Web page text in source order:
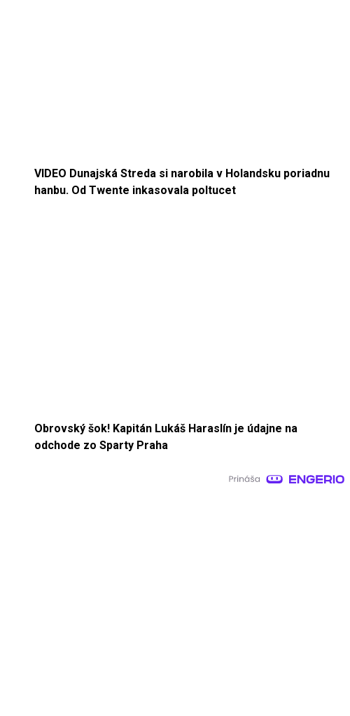
VIDEO Dunajská Streda si narobila v Holandsku poriadnu
hanbu. Od Twente inkasovala poltucet
Obrovský šok! Kapitán Lukáš Haraslín je údajne na
odchode zo Sparty Praha